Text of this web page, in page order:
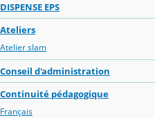
DISPENSE EPS
Ateliers
Atelier slam
Conseil d'administration
Continuité pédagogique
Français